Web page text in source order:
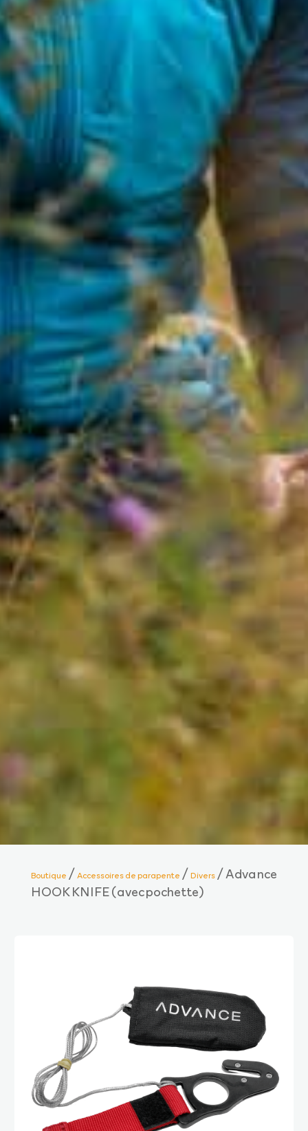
Boutique /Accessoires de parapente /Divers/ Advance
HOOK KNIFE (avec pochette)